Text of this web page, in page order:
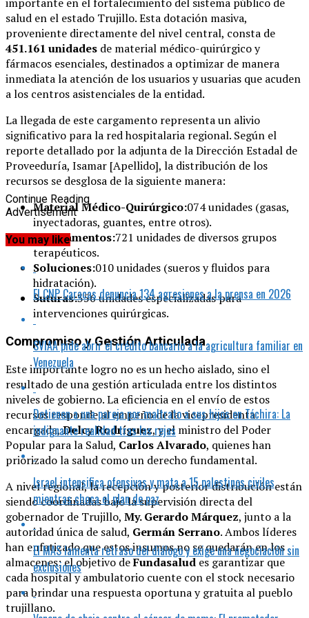
salud en el estado Trujillo. Esta dotación masiva,
proveniente directamente del nivel central, consta de
451.161 unidades de material médico-quirúrgico y
fármacos esenciales, destinados a optimizar de manera
inmediata la atención de los usuarios y usuarias que acuden
a los centros asistenciales de la entidad.
La llegada de este cargamento representa un alivio
significativo para la red hospitalaria regional. Según el
reporte detallado por la adjunta de la Dirección Estadal de
Proveeduría, Isamar [Apellido], la distribución de los
recursos se desglosa de la siguiente manera:
Material Médico-Quirúrgico:074 unidades (gasas,
inyectadoras, guantes, entre otros).
Medicamentos:721 unidades de diversos grupos
terapéuticos.
Soluciones:010 unidades (sueros y fluidos para
hidratación).
Suturas:356 unidades especializadas para
intervenciones quirúrgicas.
Compromiso y Gestión Articulada
Este importante logro no es un hecho aislado, sino el
resultado de una gestión articulada entre los distintos
niveles de gobierno. La eficiencia en el envío de estos
recursos responde al empeño de la vicepresidenta
encargada,Delcy Rodríguez, y el ministro del Poder
Popular para la Salud, Carlos Alvarado, quienes han
priorizado la salud como un derecho fundamental.
A nivel regional, la recepción y posterior distribución están
siendo coordinadas bajo la supervisión directa del
gobernador de Trujillo, My. Gerardo Márquez, junto a la
autoridad única de salud, Germán Serrano. Ambos líderes
han enfatizado que estos insumos no se quedarán en los
almacenes; el objetivo deFundasalud es garantizar que
cada hospital y ambulatorio cuente con el stock necesario
para brindar una respuesta oportuna y gratuita al pueblo
trujillano.
Continue Reading
Advertisement
You may like
El CNP Caracas denuncia 134 agresiones a la prensa en 2026
SVIAA pide abrir el crédito bancario a la agricultura familiar en
Venezuela
Detienen a una pareja por maltrato a sus hijos en Táchira: La
indignante realidad tras las rejas
Israel intensifica ofensivas y mata a 15 palestinos civiles
mientras choca el plan de paz
El MAS lamenta retraso del diálogo y exige una negociación sin
exclusiones